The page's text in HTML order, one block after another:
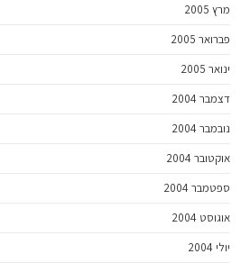
מרץ 2005
פברואר 2005
ינואר 2005
דצמבר 2004
נובמבר 2004
אוקטובר 2004
ספטמבר 2004
אוגוסט 2004
יולי 2004